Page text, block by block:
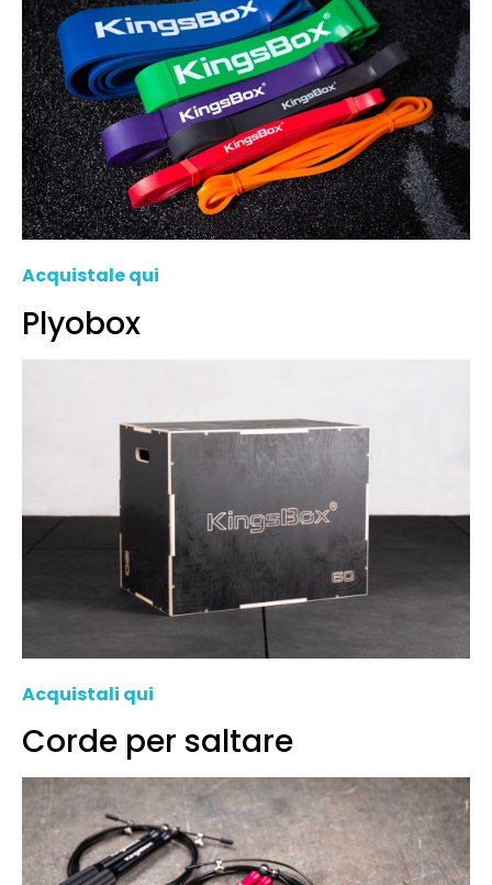
Acquistale qui
Plyobox
Acquistali qui
Corde per saltare